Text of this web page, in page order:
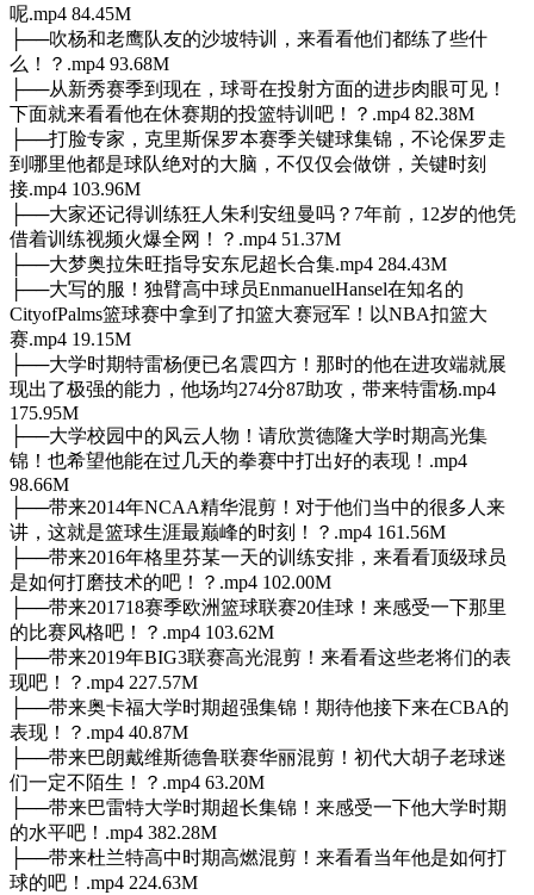
呢.mp4 84.45M
├──吹杨和老鹰队友的沙坡特训，来看看他们都练了些什
么！？.mp4 93.68M
├──从新秀赛季到现在，球哥在投射方面的进步肉眼可见！
下面就来看看他在休赛期的投篮特训吧！？.mp4 82.38M
├──打脸专家，克里斯保罗本赛季关键球集锦，不论保罗走
到哪里他都是球队绝对的大脑，不仅仅会做饼，关键时刻
接.mp4 103.96M
├──大家还记得训练狂人朱利安纽曼吗？7年前，12岁的他凭
借着训练视频火爆全网！？.mp4 51.37M
├──大梦奥拉朱旺指导安东尼超长合集.mp4 284.43M
├──大写的服！独臂高中球员EnmanuelHansel在知名的
CityofPalms篮球赛中拿到了扣篮大赛冠军！以NBA扣篮大
赛.mp4 19.15M
├──大学时期特雷杨便已名震四方！那时的他在进攻端就展
现出了极强的能力，他场均274分87助攻，带来特雷杨.mp4
175.95M
├──大学校园中的风云人物！请欣赏德隆大学时期高光集
锦！也希望他能在过几天的拳赛中打出好的表现！.mp4
98.66M
├──带来2014年NCAA精华混剪！对于他们当中的很多人来
讲，这就是篮球生涯最巅峰的时刻！？.mp4 161.56M
├──带来2016年格里芬某一天的训练安排，来看看顶级球员
是如何打磨技术的吧！？.mp4 102.00M
├──带来201718赛季欧洲篮球联赛20佳球！来感受一下那里
的比赛风格吧！？.mp4 103.62M
├──带来2019年BIG3联赛高光混剪！来看看这些老将们的表
现吧！？.mp4 227.57M
├──带来奥卡福大学时期超强集锦！期待他接下来在CBA的
表现！？.mp4 40.87M
├──带来巴朗戴维斯德鲁联赛华丽混剪！初代大胡子老球迷
们一定不陌生！？.mp4 63.20M
├──带来巴雷特大学时期超长集锦！来感受一下他大学时期
的水平吧！.mp4 382.28M
├──带来杜兰特高中时期高燃混剪！来看看当年他是如何打
球的吧！.mp4 224.63M